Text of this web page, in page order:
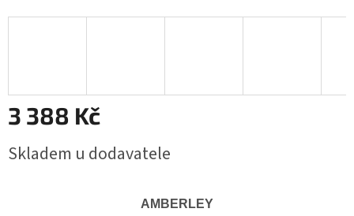
3 388 Kč
cena:
Skladem u dodavatele
AMBERLEY